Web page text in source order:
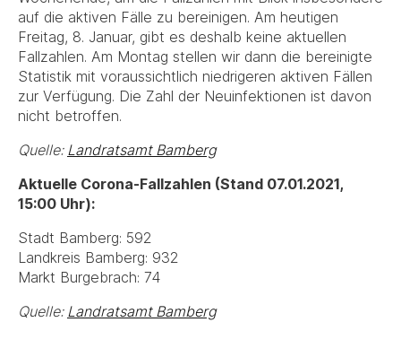
auf die aktiven Fälle zu bereinigen. Am heutigen
Freitag, 8. Januar, gibt es deshalb keine aktuellen
Fallzahlen. Am Montag stellen wir dann die bereinigte
Statistik mit voraussichtlich niedrigeren aktiven Fällen
zur Verfügung. Die Zahl der Neuinfektionen ist davon
nicht betroffen.
Quelle: Landratsamt Bamberg
Aktuelle Corona-Fallzahlen (Stand 07.01.2021,
15:00 Uhr):
Stadt Bamberg: 592
Landkreis Bamberg: 932
Markt Burgebrach: 74
Quelle: Landratsamt Bamberg